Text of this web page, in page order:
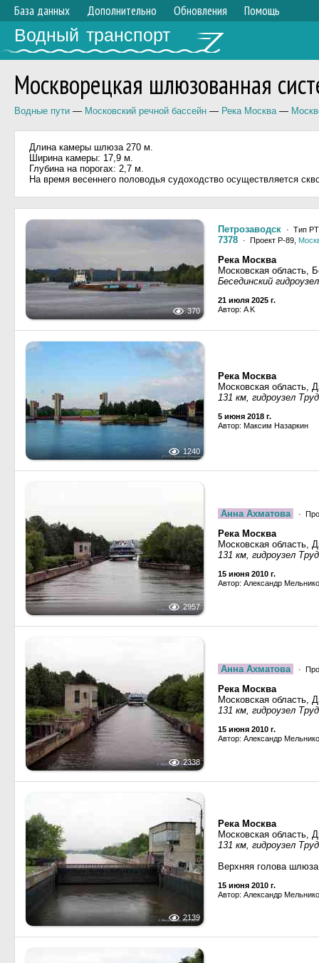
База данных Дополнительно Обновления Помощь
Водный транспорт
Москворецкая шлюзованная
Водные пути — Московский речной бассейн — Река Москва—
Длина камеры шлюза 270 м.
Ширина камеры: 17,9 м.
Глубина на порогах: 2,7 м.
На время весеннего половодья судоходство осуществляется
370
Петрозаводск · Тип
7378 · Проект Р-89,
Река Москва
Московская область,
Бесединский
21 июля 2025 г.
Автор: A K
1240
Река Москва
Московская область,
131 км, гидроузел
5 июня 2018 г.
Автор: Максим Назаркин
2957
Анна Ахматова ·
Река Москва
Московская область,
131 км, гидроузел
15 июня 2010 г.
Автор: Александр
2338
Анна Ахматова ·
Река Москва
Московская область,
131 км, гидроузел
15 июня 2010 г.
Автор: Александр
2139
Река Москва
Московская область,
131 км, гидроузел
Верхняя голова
15 июня 2010 г.
Автор: Александр